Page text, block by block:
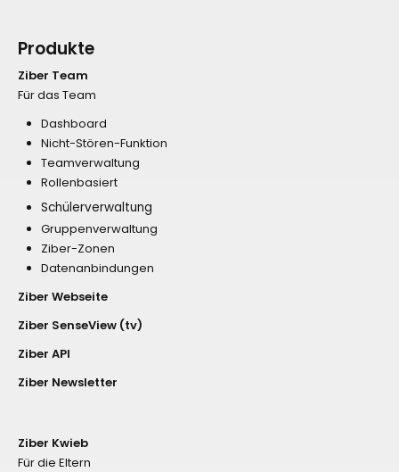
Produkte
Ziber Team
Für das Team
Dashboard
Nicht-Stören-Funktion
Teamverwaltung
Rollenbasiert
Schülerverwaltung
Gruppenverwaltung
Ziber-Zonen
Datenanbindungen
Ziber Webseite
Ziber SenseView (tv)
Ziber API
Ziber Newsletter
Ziber Kwieb
Für die Eltern